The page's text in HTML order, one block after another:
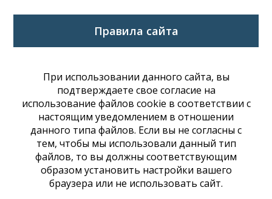
Правила сайта
При использовании данного сайта, вы
подтверждаете свое согласие на
использование файлов cookie в соответствии с
настоящим уведомлением в отношении
данного типа файлов. Если вы не согласны с
тем, чтобы мы использовали данный тип
файлов, то вы должны соответствующим
образом установить настройки вашего
браузера или не использовать сайт.